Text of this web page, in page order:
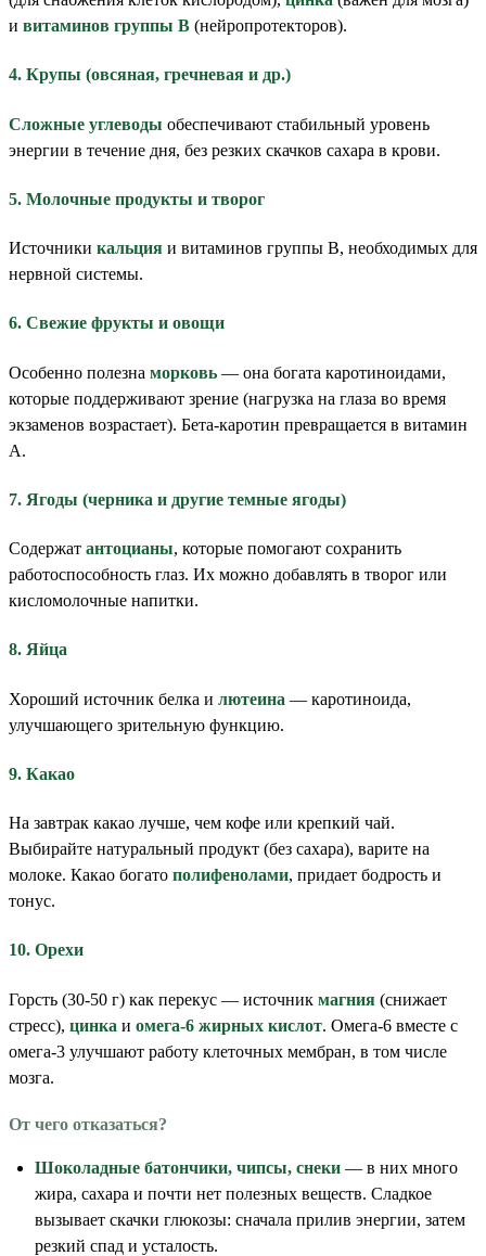
и витаминов группы В (нейропротекторов).
4. Крупы (овсяная, гречневая и др.)
Сложные углеводы обеспечивают стабильный уровень
энергии в течение дня, без резких скачков сахара в крови.
5. Молочные продукты и творог
Источники кальция и витаминов группы В, необходимых для
нервной системы.
6. Свежие фрукты и овощи
Особенно полезна морковь — она богата каротиноидами,
которые поддерживают зрение (нагрузка на глаза во время
экзаменов возрастает). Бета-каротин превращается в витамин
А.
7. Ягоды (черника и другие темные ягоды)
Содержат антоцианы, которые помогают сохранить
работоспособность глаз. Их можно добавлять в творог или
кисломолочные напитки.
8. Яйца
Хороший источник белка и лютеина — каротиноида,
улучшающего зрительную функцию.
9. Какао
На завтрак какао лучше, чем кофе или крепкий чай.
Выбирайте натуральный продукт (без сахара), варите на
молоке. Какао богато полифенолами, придает бодрость и
тонус.
10. Орехи
Горсть (30-50 г) как перекус — источник магния (снижает
стресс), цинка и омега-6 жирных кислот. Омега-6 вместе с
омега-3 улучшают работу клеточных мембран, в том числе
мозга.
От чего отказаться?
Шоколадные батончики, чипсы, снеки — в них много
жира, сахара и почти нет полезных веществ. Сладкое
вызывает скачки глюкозы: сначала прилив энергии, затем
резкий спад и усталость.